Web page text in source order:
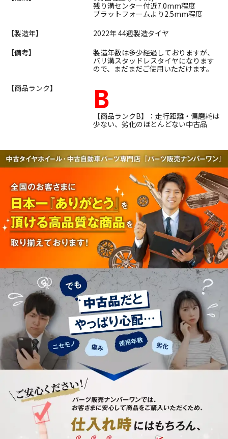
残り溝センター付近7.0mm程度
プラットフォームより2.5mm程度
【製造年】
2022年 44週製造タイヤ
【備考】
製造年数は多少経過しておりますが、
バリ溝スタッドレスタイヤになります
ので、まだまだご使用いただけます。
【商品ランク】
B
【商品ランクB】：走行距離・偏磨耗は
少ない、劣化のほとんどない中古品